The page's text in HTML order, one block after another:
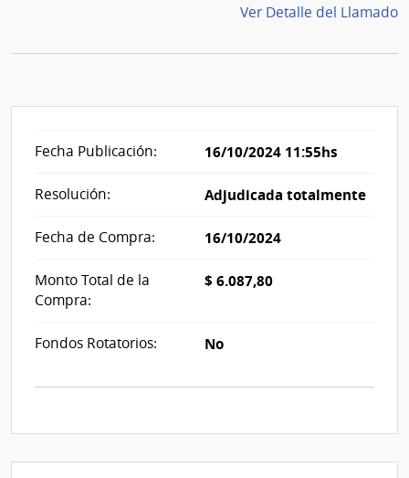
Ver Detalle del Llamado
Fecha Publicación: 16/10/2024 11:55hs
Resolución: Adjudicada totalmente
Fecha de Compra: 16/10/2024
Monto Total de la
Compra:
$ 6.087,80
Fondos Rotatorios: No